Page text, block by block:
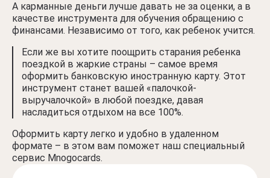
А карманные деньги лучше давать не за оценки, а в
качестве инструмента для обучения обращению с
финансами. Независимо от того, как ребенок учится.
Если же вы хотите поощрить старания ребенка
поездкой в жаркие страны – самое время
оформить банковскую иностранную карту. Этот
инструмент станет вашей «палочкой-
выручалочкой» в любой поездке, давая
насладиться отдыхом на все 100%.
Оформить карту легко и удобно в удаленном
формате – в этом вам поможет наш специальный
сервис Mnogocards.